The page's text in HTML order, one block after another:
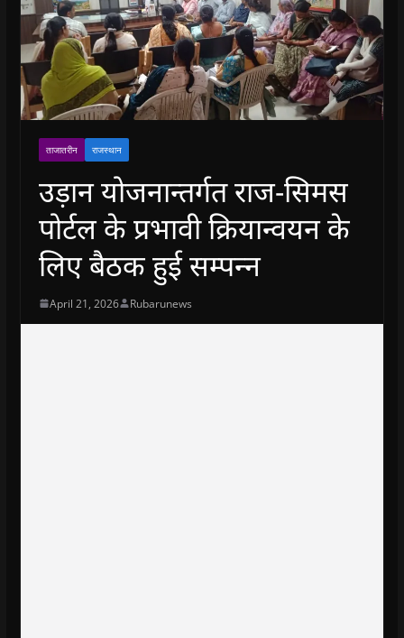
ताजातरीन राजस्थान
उड़ान योजनान्तर्गत राज-सिमस
पोर्टल के प्रभावी क्रियान्वयन के
लिए बैठक हुई सम्‍पन्‍न
April 21, 2026 Rubarunews